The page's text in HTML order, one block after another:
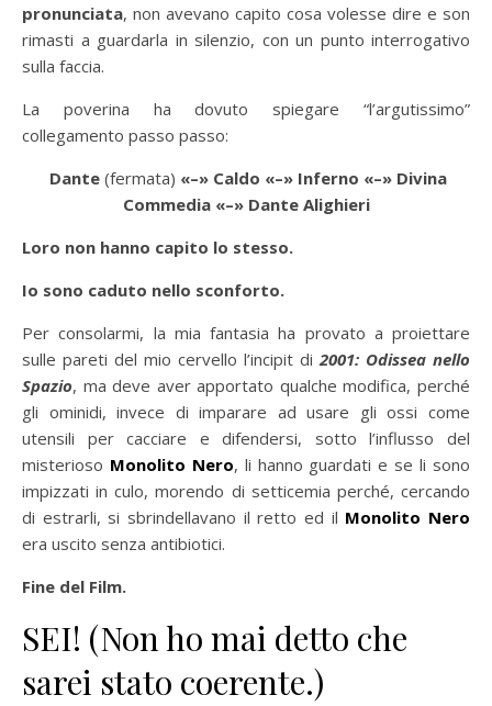
pronunciata, non avevano capito cosa volesse dire e son
rimasti a guardarla in silenzio, con un punto interrogativo
sulla faccia.
La poverina ha dovuto spiegare “l’argutissimo”
collegamento passo passo:
Dante (fermata) «–» Caldo «–» Inferno «–» Divina
Commedia «–» Dante Alighieri
Loro non hanno capito lo stesso.
Io sono caduto nello sconforto.
Per consolarmi, la mia fantasia ha provato a proiettare
sulle pareti del mio cervello l’incipit di2001: Odissea nello
Spazio, ma deve aver apportato qualche modifica, perché
gli ominidi, invece di imparare ad usare gli ossi come
utensili per cacciare e difendersi, sotto l’influsso del
misterioso Monolito Nero, li hanno guardati e se li sono
impizzati in culo, morendo di setticemia perché, cercando
di estrarli, si sbrindellavano il retto ed il Monolito Nero
era uscito senza antibiotici.
Fine del Film.
SEI! (Non ho mai detto che
sarei stato coerente.)